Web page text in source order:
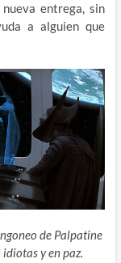
entrega, sin
a alguien que
de Palpatine
y en paz.